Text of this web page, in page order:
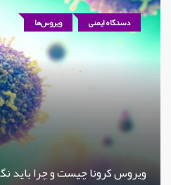
دستگاه ایمنی ویروس‌ها
ویروس کرونا چیست و چرا باید